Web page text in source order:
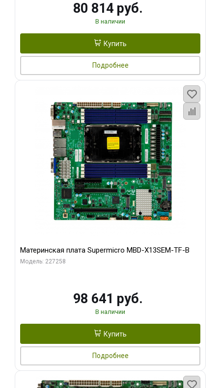
80 814 руб.
В наличии
Купить
Подробнее
Материнская плата Supermicro MBD-X13SEM-TF-B
Модель: 227258
98 641 руб.
В наличии
Купить
Подробнее